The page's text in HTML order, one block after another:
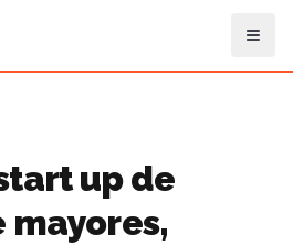
up de
mayores,